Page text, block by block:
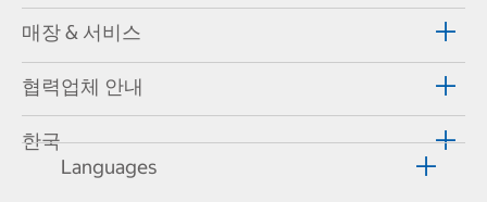
매장 & 서비스
협력업체 안내
한국
Languages